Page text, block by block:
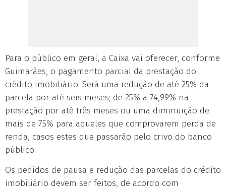
Para o público em geral, a Caixa vai oferecer, conforme
Guimarães, o pagamento parcial da prestação do
crédito imobiliário. Será uma redução de até 25% da
parcela por até seis meses; de 25% a 74,99% na
prestação por até três meses ou uma diminuição de
mais de 75% para aqueles que comprovarem perda de
renda, casos estes que passarão pelo crivo do banco
público.
Os pedidos de pausa e redução das parcelas do crédito
imobiliário devem ser feitos, de acordo com